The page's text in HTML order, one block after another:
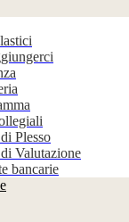
Plesso
Valutazione
bancarie